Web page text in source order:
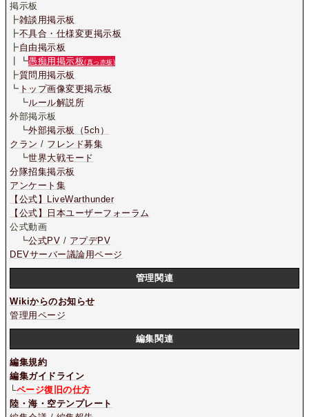
掲示板
┣雑談用掲示板
┣不具合・仕様変更掲示板
┣自由掲示板
┃┗愚痴用掲示板(真っ赤板)
┣質問用掲示板
┗ トップ画像変更掲示板
┗ルール解説所
外部掲示板
┗外部掲示板（5ch）
クラン / フレンド募集
┗世界大戦モード
分隊招集掲示板
アンケート集
【公式】LiveWarthunder
【公式】日本ユーザーフォーラム
公式動画
┗公式PV / アプデPV
DEVサーバー議論用ページ
管理関連
Wikiからのお知らせ
管理用ページ
編集関連
編集規約
編集ガイドライン
└ページ復旧の仕方
陸・海・空テンプレート